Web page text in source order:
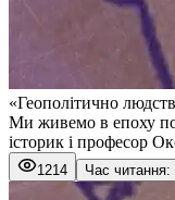
«Геополітично
Ми живемо в епоху
історик і професор
1214 Час читання: